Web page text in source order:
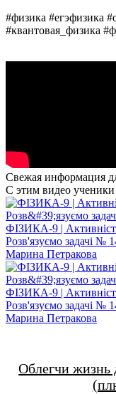
#физика #егэфизика
#квантовая_физика
Свежая информация
С этим видео
ФІЗИКА-9 |
Розв'язуємо задачі №
Марина Петракова
ФІЗИКА-9 |
Розв'язуємо задачі №
Марина Петракова
Облегчи жизнь